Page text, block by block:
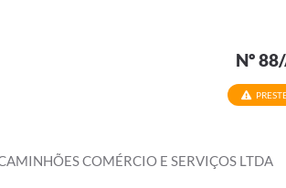
Nº
COMÉRCIO E SERVIÇOS LTDA